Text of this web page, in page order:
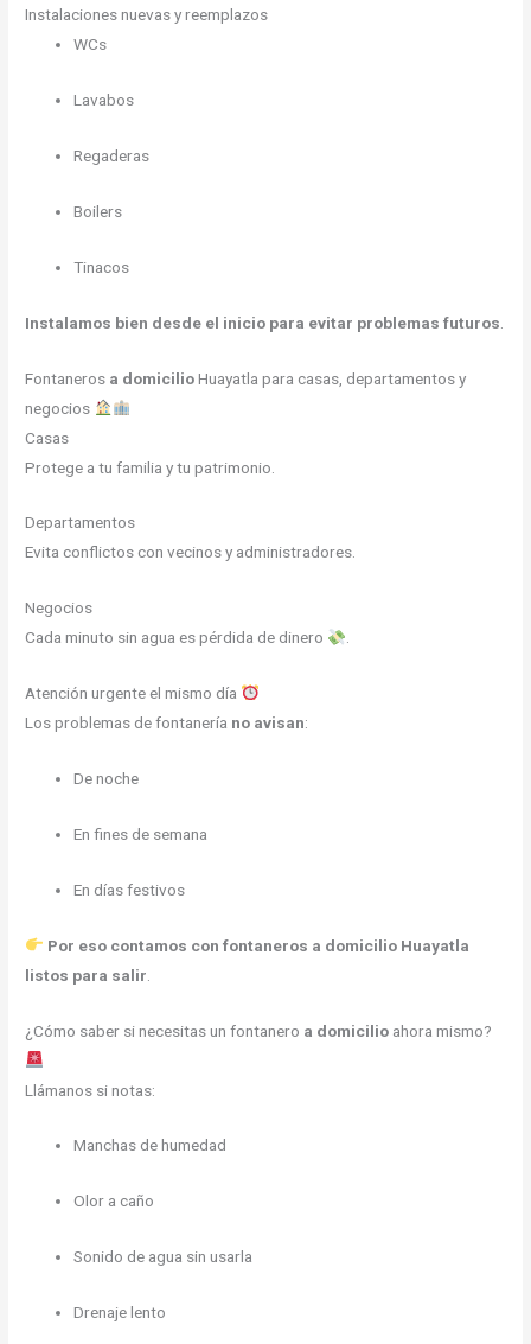
Instalaciones nuevas y reemplazos
WCs
Lavabos
Regaderas
Boilers
Tinacos
Instalamos bien desde el inicio para evitar problemas futuros
Fontaneros a domicilioHuayatla para casas, departamentos y
negocios
Casas
Protege a tu familia y tu patrimonio.
Departamentos
Evita conflictos con vecinos y administradores.
Negocios
Cada minuto sin agua es pérdida de dinero
.
Atención urgente el mismo día
Los problemas de fontanería no avisan:
De noche
En fines de semana
En días festivos
Por eso contamos con fontaneros a domicilio Huayatla
listos para salir
¿Cómo saber si necesitas un fontanero a domicilio ahora mismo?
Llámanos si notas:
Manchas de humedad
Olor a caño
Sonido de agua sin usarla
Drenaje lento